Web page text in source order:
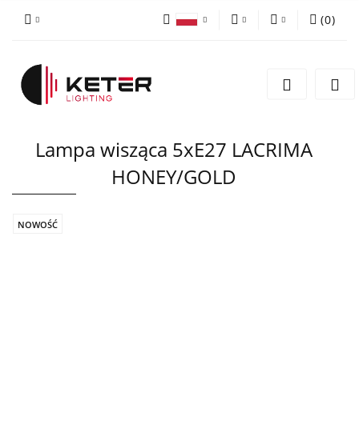
English
Zarejestruj się
(0)
Lampa wisząca 5xE27 LACRIMA
HONEY/GOLD
NOWOŚĆ